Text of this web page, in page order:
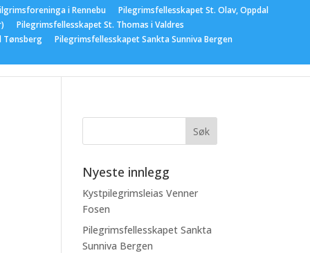
i Rennebu
Pilegrimsfellesskapet St. Olav, Oppdal
Pilegrimsfellesskapet St. Thomas i Valdres
Tønsberg
Pilegrimsfellesskapet Sankta Sunniva Bergen
Nyeste innlegg
Kystpilegrimsleias Venner
Fosen
Pilegrimsfellesskapet Sankta
Sunniva Bergen